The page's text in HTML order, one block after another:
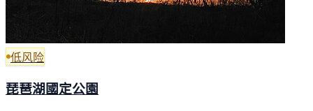
低风险
琵琶湖國定公園